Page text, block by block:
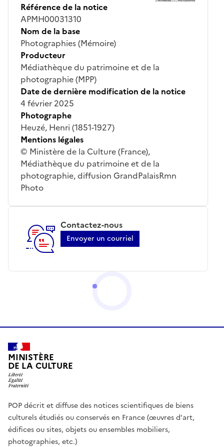
Référence de la notice
APMH00031310
Nom de la base
Photographies (Mémoire)
Producteur
Médiathèque du patrimoine et de la
photographie (MPP)
Date de dernière modification de la notice
4 février 2025
Photographe
Heuzé, Henri (1851-1927)
Mentions légales
© Ministère de la Culture (France),
Médiathèque du patrimoine et de la
photographie, diffusion GrandPalaisRmn
Photo
Contactez-nous
Envoyer un courriel
MINISTÈRE
DE LA CULTURE
POP décrit et diffuse des notices scientifiques de biens
culturels étudiés ou conservés en France (œuvres d'art,
édifices ou sites, objets ou ensembles mobiliers,
photographies, etc.)